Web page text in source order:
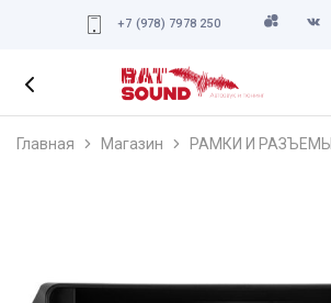
+7 (978) 7978 250
Главная Магазин РАМКИ И РАЗЪЕМЫ